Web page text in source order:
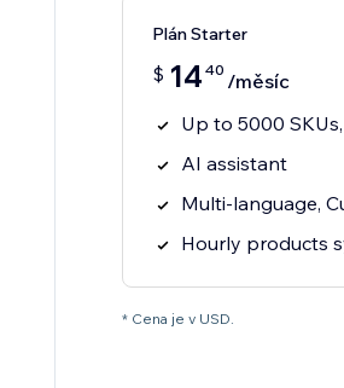
Plán Starter
$ 14 40 /měsíc
Up to 5000
AI assistant
Multi-language,
Hourly products
* Cena je v USD.